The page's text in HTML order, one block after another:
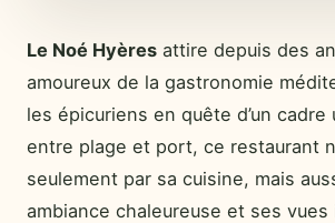
Le Noé Hyères attire depuis des
amoureux de la gastronomie
les épicuriens en quête d’un cadre
entre plage et port, ce restaurant
seulement par sa cuisine, mais
ambiance chaleureuse et ses vues